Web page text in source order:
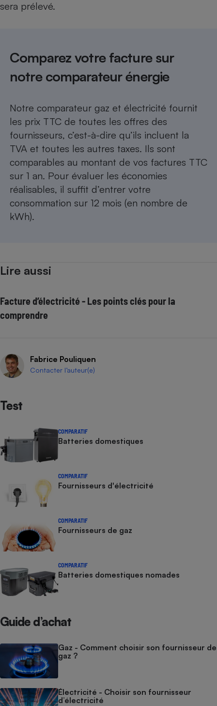
sera prélevé.
Comparez votre facture sur
notre comparateur énergie
Notre comparateur gaz et électricité fournit
les prix TTC de toutes les offres des
fournisseurs, c’est-à-dire qu’ils incluent la
TVA et toutes les autres taxes. Ils sont
comparables au montant de vos factures TTC
sur 1 an. Pour évaluer les économies
réalisables, il suffit d’entrer votre
consommation sur 12 mois (en nombre de
kWh).
Lire aussi
Facture d’électricité - Les points clés pour la
comprendre
Fabrice Pouliquen
Contacter l’auteur(e)
Test
COMPARATIF
Batteries domestiques
COMPARATIF
Fournisseurs d'électricité
COMPARATIF
Fournisseurs de gaz
COMPARATIF
Batteries domestiques nomades
Guide d’achat
Gaz - Comment choisir son fournisseur de
gaz ?
Électricité - Choisir son fournisseur
d’électricité